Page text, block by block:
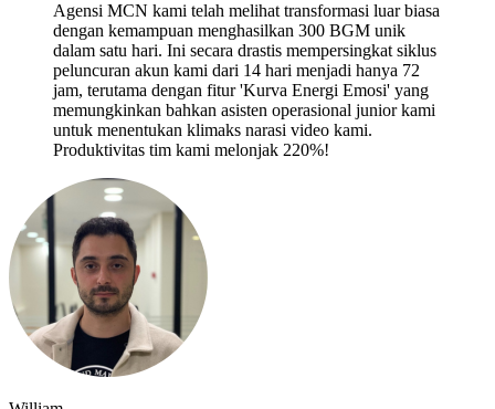
Agensi MCN kami telah melihat transformasi luar biasa
dengan kemampuan menghasilkan 300 BGM unik
dalam satu hari. Ini secara drastis mempersingkat siklus
peluncuran akun kami dari 14 hari menjadi hanya 72
jam, terutama dengan fitur 'Kurva Energi Emosi' yang
memungkinkan bahkan asisten operasional junior kami
untuk menentukan klimaks narasi video kami.
Produktivitas tim kami melonjak 220%!